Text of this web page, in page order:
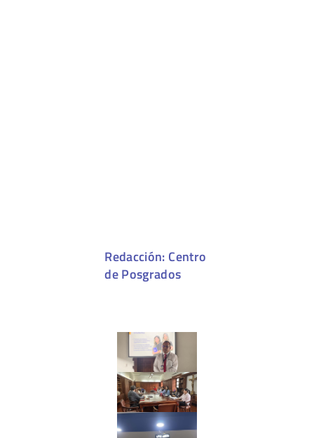
Redacción: Centro
de Posgrados